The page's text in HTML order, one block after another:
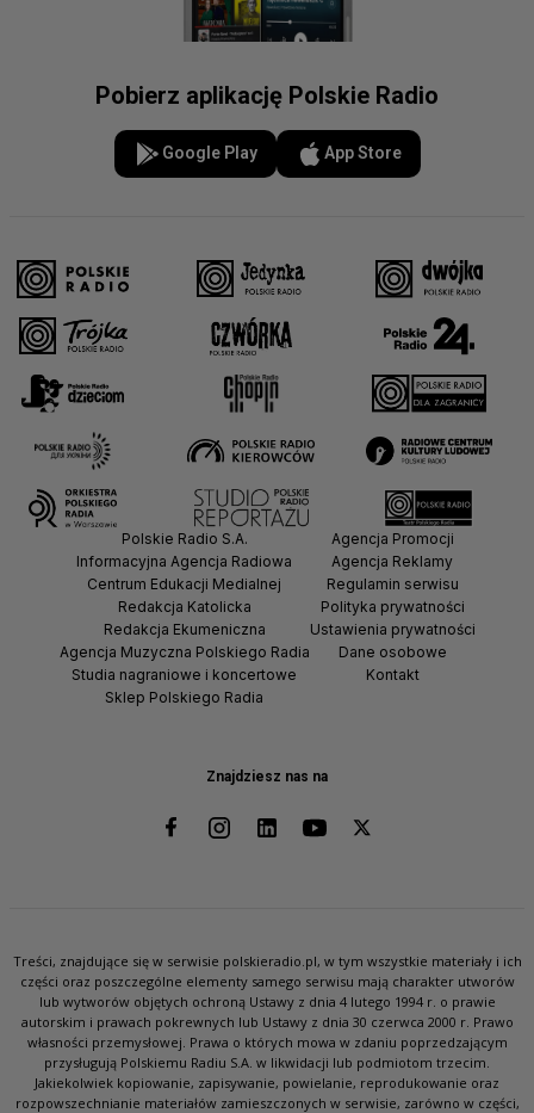
Pobierz aplikację Polskie Radio
Google Play App Store
Znajdziesz nas na
Polskie Radio S.A.
Informacyjna Agencja Radiowa
Centrum Edukacji Medialnej
Redakcja Katolicka
Redakcja Ekumeniczna
Agencja Muzyczna Polskiego Radia
Studia nagraniowe i koncertowe
Sklep Polskiego Radia
Agencja Promocji
Agencja Reklamy
Regulamin serwisu
Polityka prywatności
Ustawienia prywatności
Dane osobowe
Kontakt
Treści, znajdujące się w serwisie polskieradio.pl, w tym wszystkie materiały i ich
części oraz poszczególne elementy samego serwisu mają charakter utworów
lub wytworów objętych ochroną Ustawy z dnia 4 lutego 1994 r. o prawie
autorskim i prawach pokrewnych lub Ustawy z dnia 30 czerwca 2000 r. Prawo
własności przemysłowej. Prawa o których mowa w zdaniu poprzedzającym
przysługują Polskiemu Radiu S.A. w likwidacji lub podmiotom trzecim.
Jakiekolwiek kopiowanie, zapisywanie, powielanie, reprodukowanie oraz
rozpowszechnianie materiałów zamieszczonych w serwisie, zarówno w części,